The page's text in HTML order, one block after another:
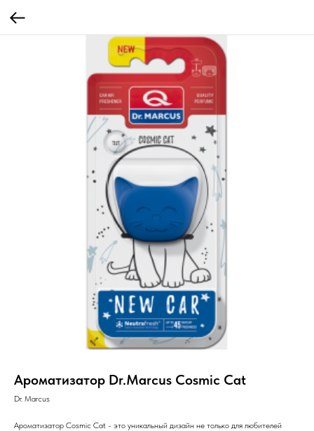
Ароматизатор Dr.Marcus Cosmic Cat
Dr. Marcus
Ароматизатор Cosmic Cat - это уникальный дизайн не только для любителей